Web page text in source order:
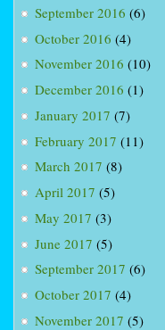
September 2016 (6)
October 2016 (4)
November 2016 (10)
December 2016 (1)
January 2017 (7)
February 2017 (11)
March 2017 (8)
April 2017 (5)
May 2017 (3)
June 2017 (5)
September 2017 (6)
October 2017 (4)
November 2017 (5)